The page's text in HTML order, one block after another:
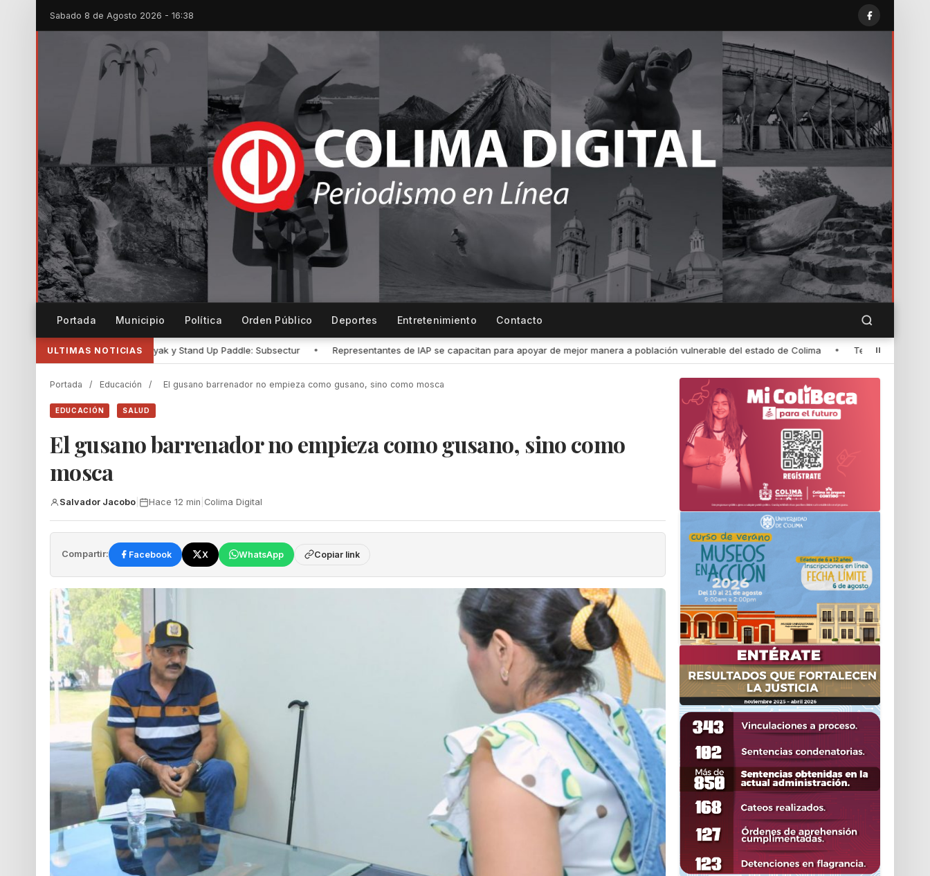
Sabado 8 de Agosto 2026 - 16:38
Portada Municipio Política Orden Público Deportes Entretenimiento Contacto
ULTIMAS NOTICIAS
y Stand Up Paddle: Subsectur • Representantes de IAP se capacitan para apoyar de mejor manera a población vulnerable del estado de Colima • Teatro de bachilleres universitarios, al Festival
Portada / Educación / El gusano barrenador no empieza como gusano, sino como mosca
EDUCACIÓN SALUD
El gusano barrenador no empieza como gusano, sino como
mosca
Salvador Jacobo Hace 12 min Colima Digital
Compartir: Facebook X WhatsApp Copiar link